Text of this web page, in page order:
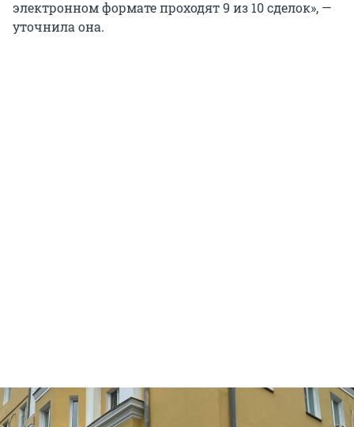
электронном формате проходят 9 из 10 сделок», —
уточнила она.